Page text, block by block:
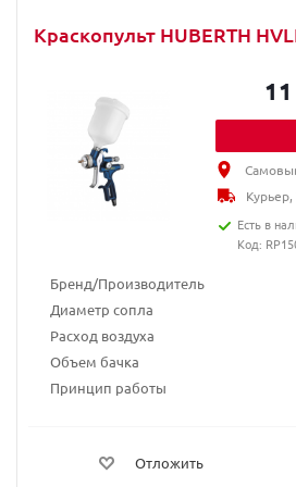
Краскопульт HUBERTH
Бренд/Производитель
Диаметр сопла
Расход воздуха
Объем бачка
Принцип работы
Отложить
Есть в
Код: